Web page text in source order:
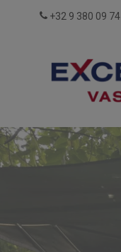
+32 9 380 09 74
Wie Reviews